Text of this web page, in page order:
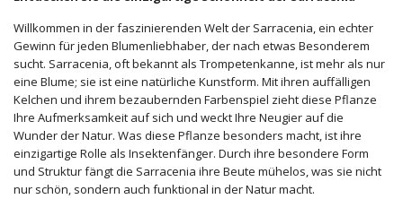
Willkommen in der faszinierenden Welt der Sarracenia, ein echter
Gewinn für jeden Blumenliebhaber, der nach etwas Besonderem
sucht. Sarracenia, oft bekannt als Trompetenkanne, ist mehr als nur
eine Blume; sie ist eine natürliche Kunstform. Mit ihren auffälligen
Kelchen und ihrem bezaubernden Farbenspiel zieht diese Pflanze
Ihre Aufmerksamkeit auf sich und weckt Ihre Neugier auf die
Wunder der Natur. Was diese Pflanze besonders macht, ist ihre
einzigartige Rolle als Insektenfänger. Durch ihre besondere Form
und Struktur fängt die Sarracenia ihre Beute mühelos, was sie nicht
nur schön, sondern auch funktional in der Natur macht.